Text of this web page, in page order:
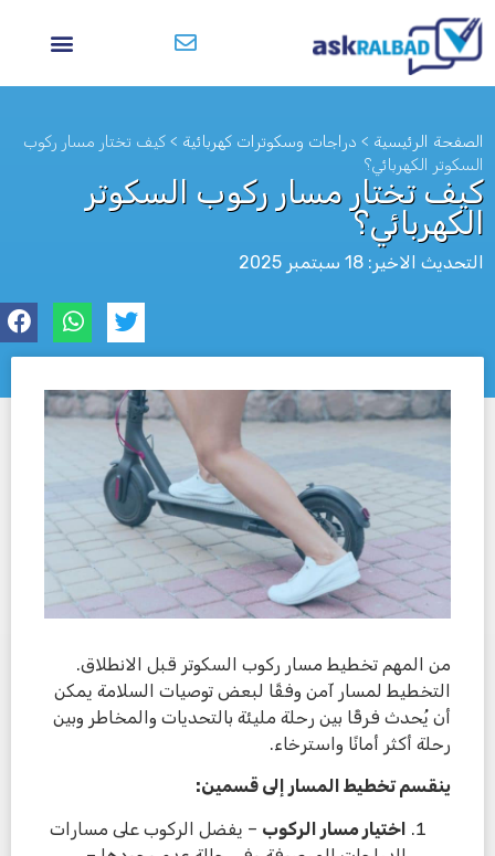
الصفحة الرئيسية > دراجات وسكوترات كهربائية > كيف تختار مسار ركوب
السكوتر الكهربائي؟
كيف تختار مسار ركوب السكوتر
الكهربائي؟
التحديث الاخير: 18 سبتمبر 2025
לא
من المهم تخطيط مسار ركوب السكوتر قبل الانطلاق.
التخطيط لمسار آمن وفقًا لبعض توصيات السلامة يمكن
أن يُحدث فرقًا بين رحلة مليئة بالتحديات والمخاطر وبين
رحلة أكثر أمانًا واسترخاء.
ينقسم تخطيط المسار إلى قسمين:
اختيار مسار الركوب – يفضل الركوب على مسارات